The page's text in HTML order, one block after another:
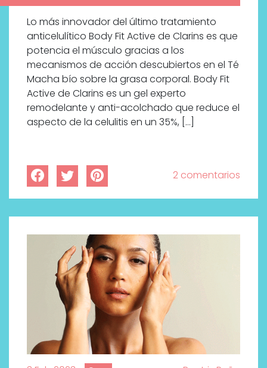
Lo más innovador del último tratamiento
anticelulítico Body Fit Active de Clarins es que
potencia el músculo gracias a los
mecanismos de acción descubiertos en el Té
Macha bío sobre la grasa corporal. Body Fit
Active de Clarins es un gel experto
remodelante y anti-acolchado que reduce el
aspecto de la celulitis en un 35%, […]
2 comentarios